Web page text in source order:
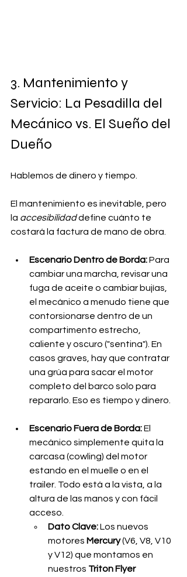
3. Mantenimiento y
Servicio: La Pesadilla del
Mecánico vs. El Sueño del
Dueño
Hablemos de dinero y tiempo.
El mantenimiento es inevitable, pero
la accesibilidad define cuánto te
costará la factura de mano de obra.
Escenario Dentro de Borda: Para
cambiar una marcha, revisar una
fuga de aceite o cambiar bujías,
el mecánico a menudo tiene que
contorsionarse dentro de un
compartimento estrecho,
caliente y oscuro ("sentina"). En
casos graves, hay que contratar
una grúa para sacar el motor
completo del barco solo para
repararlo. Eso es tiempo y dinero.
Escenario Fuera de Borda: El
mecánico simplemente quita la
carcasa (cowling) del motor
estando en el muelle o en el
trailer. Todo está a la vista, a la
altura de las manos y con fácil
acceso.
Dato Clave: Los nuevos
motores Mercury (V6, V8, V10
y V12) que montamos en
nuestros Triton Flyer